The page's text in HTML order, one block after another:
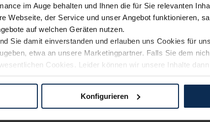
im Auge behalten und Ihnen die für Sie relevanten
Webseite, der Service und unser Angebot funktionieren,
auf welchen Geräten nutzen.
Sie damit einverstanden und erlauben uns Cookies für
etwa an unsere Marketingpartner. Falls Sie dem
Cookies. Leider können wir unsere Inhalte
Weg zu Ihrem Neuwagen unterstützen. Sie können die
Konfigurieren